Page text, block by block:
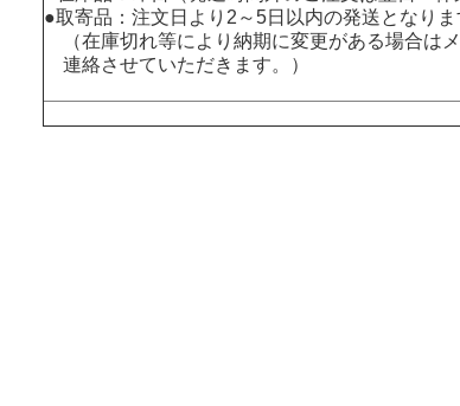
●取寄品：注文日より2～5日以内の発送となりま
（在庫切れ等により納期に変更がある場合は
連絡させていただきます。）